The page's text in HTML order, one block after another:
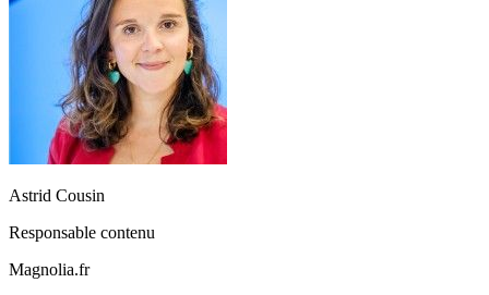
Astrid Cousin
Responsable contenu
Magnolia.fr